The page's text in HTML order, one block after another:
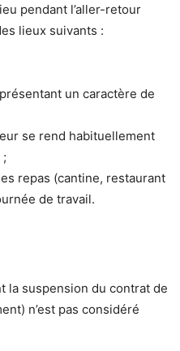
pendant l’aller-retour
lieux suivants :
un caractère de
se rend habituellement
repas (cantine, restaurant
de travail.
la suspension du contrat de
n’est pas considéré